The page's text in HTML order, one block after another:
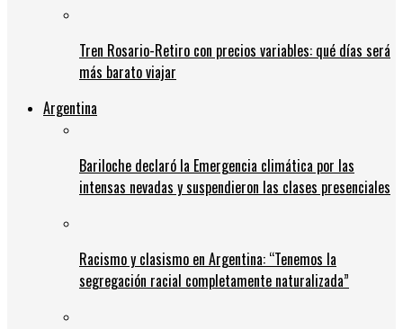
Tren Rosario-Retiro con precios variables: qué días será
más barato viajar
Argentina
Bariloche declaró la Emergencia climática por las
intensas nevadas y suspendieron las clases presenciales
Racismo y clasismo en Argentina: “Tenemos la
segregación racial completamente naturalizada”